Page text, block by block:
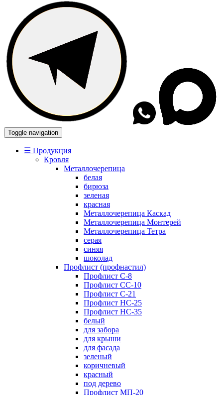
Toggle navigation
☰ Продукция
Кровля
Металлочерепица
белая
бирюза
зеленая
красная
Металлочерепица Каскад
Металлочерепица Монтерей
Металлочерепица Тетра
серая
синяя
шоколад
Профлист (профнастил)
Профлист С-8
Профлист СС-10
Профлист C-21
Профлист НС-25
Профлист НС-35
белый
для забора
для крыши
для фасада
зеленый
коричневый
красный
под дерево
Профлист МП-20